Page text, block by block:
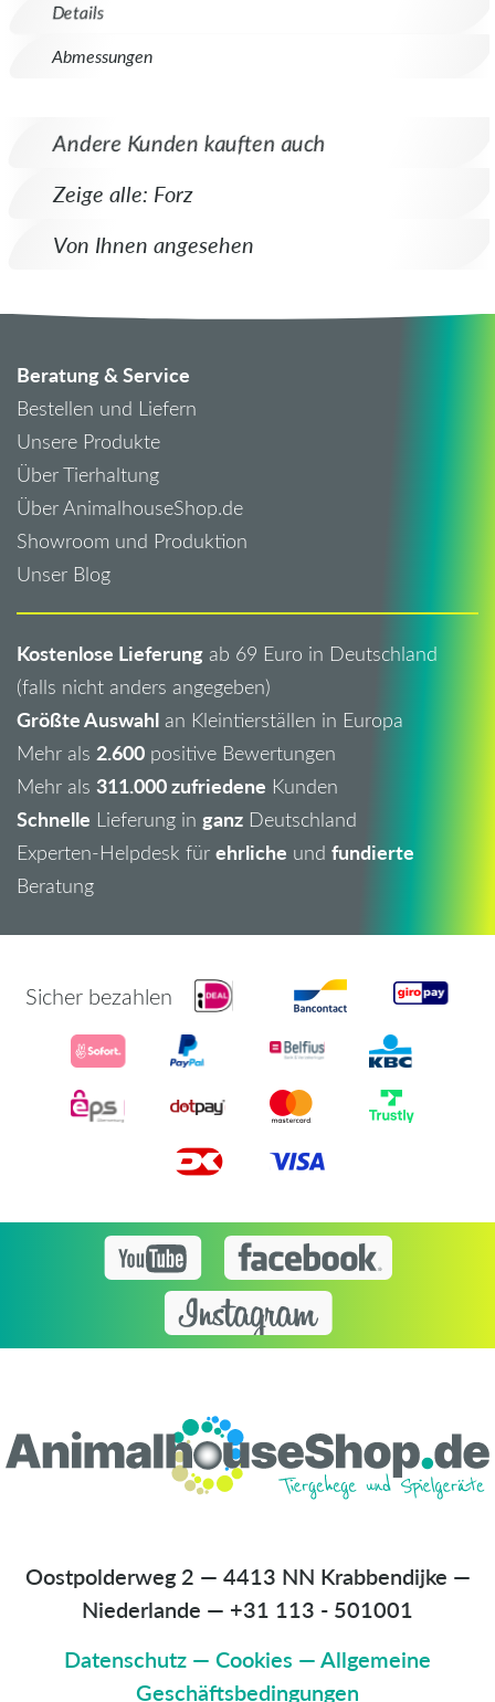
Details
Abmessungen
Andere Kunden kauften auch
Zeige alle: Forz
Von Ihnen angesehen
Beratung & Service
Bestellen und Liefern
Unsere Produkte
Über Tierhaltung
Über AnimalhouseShop.de
Showroom und Produktion
Unser Blog
Kostenlose Lieferung ab 69 Euro in Deutschland
(falls nicht anders angegeben)
Größte Auswahl an Kleintierställen in Europa
Mehr als 2.600 positive Bewertungen
Mehr als 311.000 zufriedene Kunden
Schnelle Lieferung in ganz Deutschland
Experten-Helpdesk für ehrliche und fundierte
Beratung
Sicher bezahlen
Oostpolderweg 2 — 4413 NN Krabbendijke —
Niederlande — +31 113 - 501001
Datenschutz — Cookies —Allgemeine
Geschäftsbedingungen